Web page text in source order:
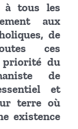
à tous les
aux
de
ces
priorité du
de
et
terre où
existence